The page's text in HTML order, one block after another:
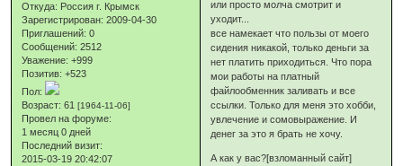
Откуда: Россия г. Крымск
Зарегистрирован: 2009-04-30
Приглашений: 0
Сообщений: 2512
Уважение: +999
Позитив: +523
Пол:
Возраст: 61[1964-11-06]
Провел на форуме:
1 месяц 0 дней
Последний визит:
2015-03-19 20:42:07
или просто молча смотрит и
уходит...
все намекает что пользы от моего
сидения никакой, только деньги за
нет платить приходиться. Что пора
мои работы на платный
файлообменник заливать и все
ссылки. Только для меня это хобби,
увлечение и сомовыражение. И
денег за это я брать не хочу.
А как у вас?[взломанный сайт]